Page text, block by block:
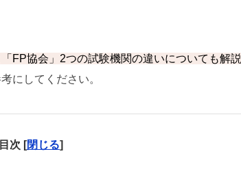
「FP協会」2つの試験機関の違いについても解説
にしてください。
目次 [閉じる]